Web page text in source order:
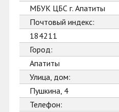
МБУК ЦБС г. Апатиты
Почтовый индекс:
184211
Город:
Апатиты
Улица, дом:
Пушкина, 4
Телефон: